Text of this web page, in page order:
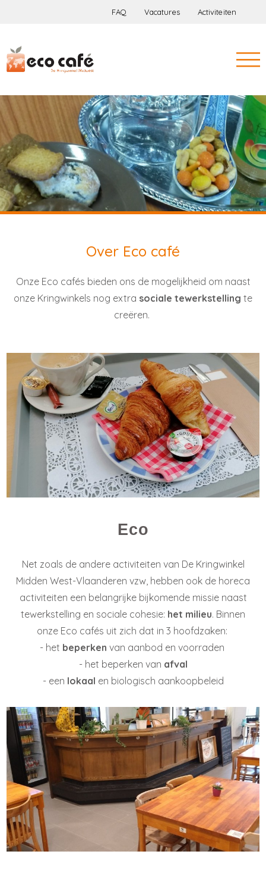
FAQ Vacatures Activiteiten
Over Eco café
Onze Eco cafés bieden ons de mogelijkheid om naast
onze Kringwinkels nog extra sociale tewerkstelling te
creëren.
Eco
Net zoals de andere activiteiten van De Kringwinkel
Midden West-Vlaanderen vzw, hebben ook de horeca
activiteiten een belangrijke bijkomende missie naast
tewerkstelling en sociale cohesie: het milieu. Binnen
onze Eco cafés uit zich dat in 3 hoofdzaken:
- het beperken van aanbod en voorraden
- het beperken van afval
- een lokaal en biologisch aankoopbeleid